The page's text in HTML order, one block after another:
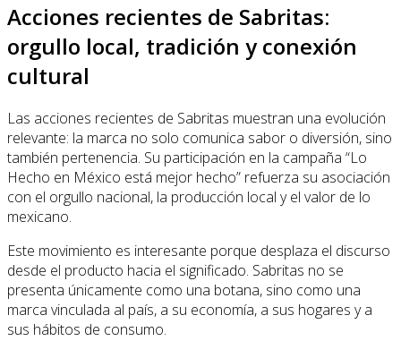
Acciones recientes de Sabritas:
orgullo local, tradición y conexión
cultural
Las acciones recientes de Sabritas muestran una evolución
relevante: la marca no solo comunica sabor o diversión, sino
también pertenencia. Su participación en la campaña “Lo
Hecho en México está mejor hecho” refuerza su asociación
con el orgullo nacional, la producción local y el valor de lo
mexicano.
Este movimiento es interesante porque desplaza el discurso
desde el producto hacia el significado. Sabritas no se
presenta únicamente como una botana, sino como una
marca vinculada al país, a su economía, a sus hogares y a
sus hábitos de consumo.